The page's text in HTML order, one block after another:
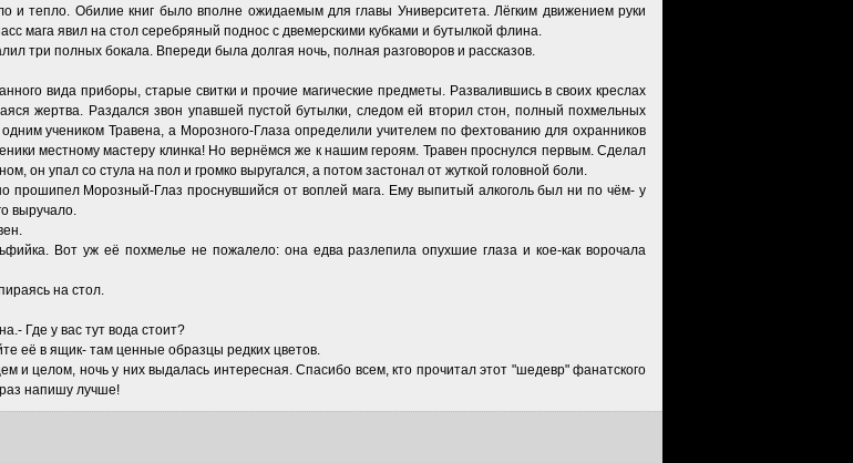
и тепло. Обилие книг было вполне ожидаемым для главы Университета. Лёгким движением руки
мага явил на стол серебряный поднос с двемерскими кубками и бутылкой флина.
три полных бокала. Впереди была долгая ночь, полная разговоров и рассказов.
вида приборы, старые свитки и прочие магические предметы. Развалившись в своих креслах
жертва. Раздался звон упавшей пустой бутылки, следом ей вторил стон, полный похмельных
учеником Травена, а Морозного-Глаза определили учителем по фехтованию для охранников
местному мастеру клинка! Но вернёмся же к нашим героям. Травен проснулся первым. Сделал
он упал со стула на пол и громко выругался, а потом застонал от жуткой головной боли.
прошипел Морозный-Глаз проснувшийся от воплей мага. Ему выпитый алкоголь был ни по чём- у
выручало.
Вот уж её похмелье не пожалело: она едва разлепила опухшие глаза и кое-как ворочала
на стол.
Где у вас тут вода стоит?
её в ящик- там ценные образцы редких цветов.
целом, ночь у них выдалась интересная. Спасибо всем, кто прочитал этот "шедевр" фанатского
напишу лучше!